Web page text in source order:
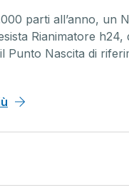
parti all’anno, un
Rianimatore h24,
Punto Nascita di